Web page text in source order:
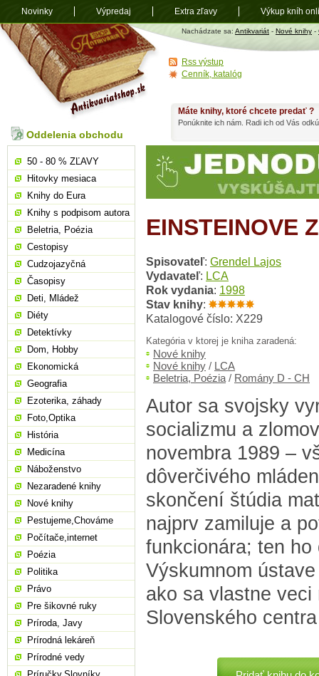
Antikvariát
shop.sk
Nachádzate sa: Antikvariát - Nové knihy -
EINSTEINOVE
Spisovateľ: Grendel Lajos
Vydavateľ: LCA
Rok vydania: 1998
Stav knihy:
Katalogové číslo: X229
Kategória v ktorej je kniha zaradená:
Nové knihy
Nové knihy / LCA
Beletria, Poézia / Romány D - CH
Autor sa svojsky
socializmu a
novembra 1989 –
dôverčivého
skončení štúdia
najprv zamiluje a
funkcionára; ten
Výskumnom
ako sa vlastne
Slovenského
Máte knihy, ktoré chcete predať ?
Ponúknite ich nám. Radi ich od Vás
Oddelenia obchodu
50 - 80 % ZĽAVY
Hitovky mesiaca
Knihy do Eura
Knihy s podpisom autora
Beletria, Poézia
Cestopisy
Cudzojazyčná
Časopisy
Deti, Mládež
Diéty
Detektívky
Dom, Hobby
Ekonomická
Geografia
Ezoterika, záhady
Foto,Optika
História
Medicína
Náboženstvo
Nezaradené knihy
Nové knihy
Pestujeme,Chováme
Počítače,internet
Poézia
Politika
Právo
Pre šikovné ruky
Príroda, Javy
Prírodná lekáreň
Prírodné vedy
Rss výstup
Cenník, katalóg
Novinky Výpredaj Extra zľavy Výkup kníh